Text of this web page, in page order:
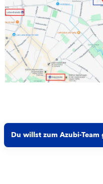
Du willst zum Azubi-